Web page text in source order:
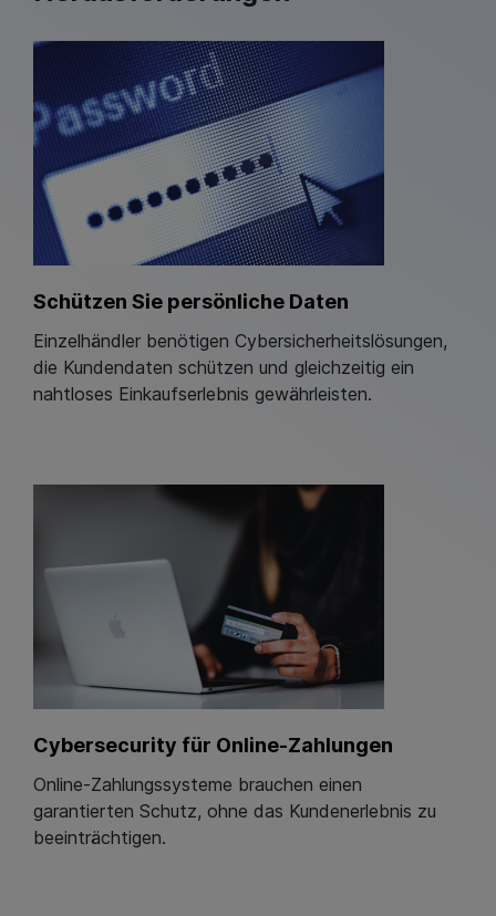
Schützen Sie persönliche Daten
Einzelhändler benötigen Cybersicherheitslösungen,
die Kundendaten schützen und gleichzeitig ein
nahtloses Einkaufserlebnis gewährleisten.
Cybersecurity für Online-Zahlungen
Online-Zahlungssysteme brauchen einen
garantierten Schutz, ohne das Kundenerlebnis zu
beeinträchtigen.